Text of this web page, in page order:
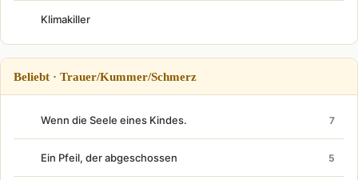
Klimakiller
Beliebt · Trauer/Kummer/Schmerz
Wenn die Seele eines Kindes. 7
Ein Pfeil, der abgeschossen 5